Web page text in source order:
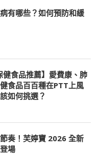
有哪些？如何預防和緩
健食品推薦】愛費康、肺
食品百百種在PTT上風
如何挑選？
奏！芙婷寶 2026 全新
場